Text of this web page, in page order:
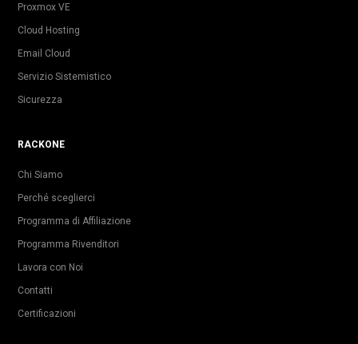
Proxmox VE
Cloud Hosting
Email Cloud
Servizio Sistemistico
Sicurezza
RACKONE
Chi Siamo
Perché sceglierci
Programma di Affiliazione
Programma Rivenditori
Lavora con Noi
Contatti
Certificazioni